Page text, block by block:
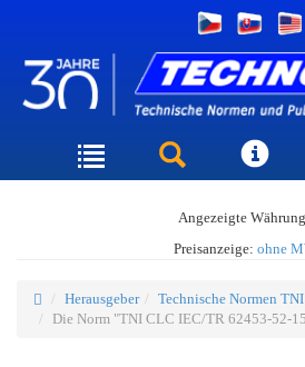
Angezeigte
Preisanzeige: ohne
Herausgeber
Technische Normen
Die Norm "TNI CLC IEC/TR 62453-52-